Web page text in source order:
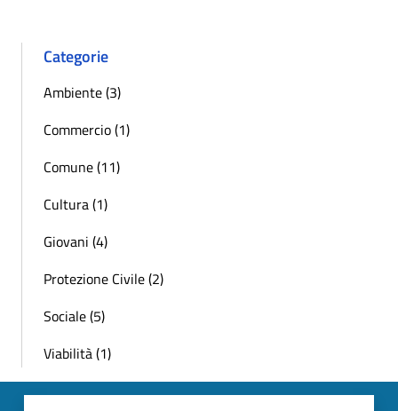
Categorie
Ambiente (3)
Commercio (1)
Comune (11)
Cultura (1)
Giovani (4)
Protezione Civile (2)
Sociale (5)
Viabilità (1)